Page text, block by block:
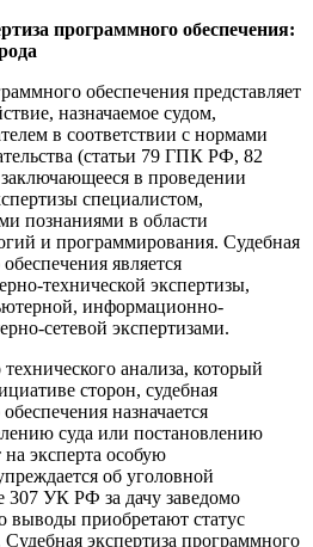
программного обеспечения:
обеспечения представляет
назначаемое судом,
в соответствии с нормами
(статьи 79 ГПК РФ, 82
в проведении
специалистом,
познаниями в области
и программирования. Судебная
является
технической экспертизы,
информационно-
сетевой экспертизами.
анализа, который
сторон, судебная
назначается
суда или постановлению
на эксперта особую
об уголовной
307 УК РФ за дачу заведомо
выводы приобретают статус
Судебная экспертиза программного